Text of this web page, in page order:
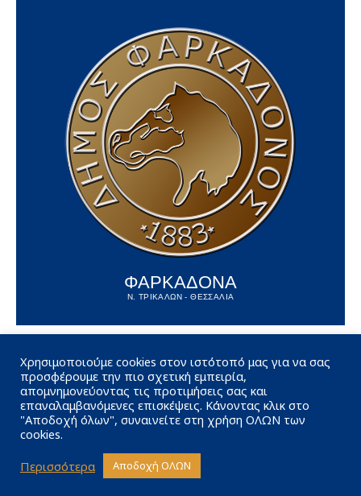
ΦΑΡΚΑΔΟΝΑ
Ν. ΤΡΙΚΑΛΩΝ - ΘΕΣΣΑΛΙΑ
Χρησιμοποιούμε cookies στον ιστότοπό μας για να σας
προσφέρουμε την πιο σχετική εμπειρία,
απομνημονεύοντας τις προτιμήσεις σας και
επαναλαμβανόμενες επισκέψεις. Κάνοντας κλικ στο
"Αποδοχή όλων", συναινείτε στη χρήση ΟΛΩΝ των
cookies.
Περισσότερα
Αποδοχή ΟΛΩΝ